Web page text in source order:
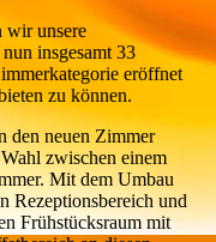
wir unsere
insgesamt 33
eröffnet
zu können.
den neuen Zimmer
zwischen einem
Mit dem Umbau
Rezeptionsbereich und
Frühstücksraum mit